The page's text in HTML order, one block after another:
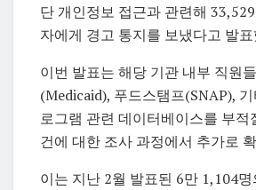
단 개인정보 접근과 관련해
자에게 경고 통지를 보냈다고 발
이번 발표는 해당 기관 내부 직원
(Medicaid), 푸드스탬프(SNAP),
로그램 관련 데이터베이스를 부적
건에 대한 조사 과정에서 추가로
이는 지난 2월 발표된 6만 1,104